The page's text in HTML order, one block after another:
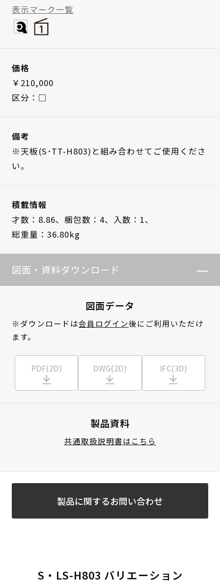
表示マーク一覧
価格
￥210,000
区分：□
備考
※天板(S･TT-H803)と組み合わせてご使用くださ
い。
積載情報
才数：8.86、 梱包数：4、
入数：1、
総重量：36.80kg
図面・資料ダウンロード
図面データ
※ダウンロードは会員ログイン後にご利用いただけ
ます。
PDF(2D) DWG(2D) IFC(3D)
製品資料
共通取扱説明書はこちら
製品に関するお問い合わせ
S・LS-H803 バリエーション